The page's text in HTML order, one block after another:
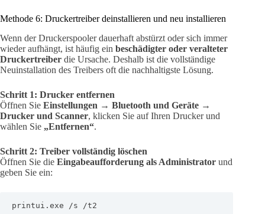
Methode 6: Druckertreiber deinstallieren und neu installieren
Wenn der Druckerspooler dauerhaft abstürzt oder sich immer
wieder aufhängt, ist häufig ein beschädigter oder veralteter
Druckertreiber die Ursache. Deshalb ist die vollständige
Neuinstallation des Treibers oft die nachhaltigste Lösung.
Schritt 1: Drucker entfernen
Öffnen Sie Einstellungen → Bluetooth und Geräte →
Drucker und Scanner, klicken Sie auf Ihren Drucker und
wählen Sie „Entfernen“.
Schritt 2: Treiber vollständig löschen
Öffnen Sie die Eingabeaufforderung als Administrator und
geben Sie ein:
printui.exe /s /t2